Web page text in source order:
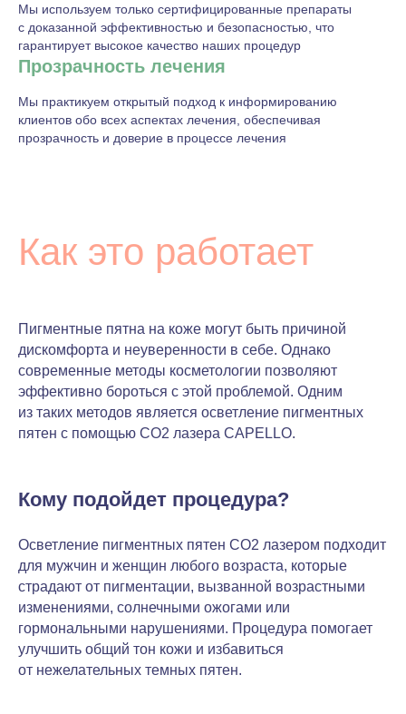
Мы используем только сертифицированные препараты
с доказанной эффективностью и безопасностью, что
гарантирует высокое качество наших процедур
Прозрачность лечения
Мы практикуем открытый подход к информированию
клиентов обо всех аспектах лечения, обеспечивая
прозрачность и доверие в процессе лечения
Как это работает
Пигментные пятна на коже могут быть причиной
дискомфорта и неуверенности в себе. Однако
современные методы косметологии позволяют
эффективно бороться с этой проблемой. Одним
из таких методов является осветление пигментных
пятен с помощью CO2 лазера CAPELLO.
Кому подойдет процедура?
Осветление пигментных пятен CO2 лазером подходит
для мужчин и женщин любого возраста, которые
страдают от пигментации, вызванной возрастными
изменениями, солнечными ожогами или
гормональными нарушениями. Процедура помогает
улучшить общий тон кожи и избавиться
от нежелательных темных пятен.